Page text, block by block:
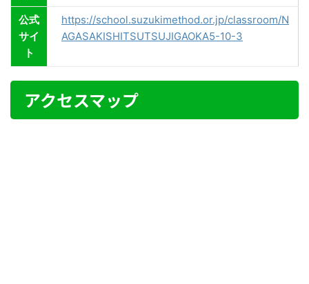
公式
サイ
ト
https://school.suzukimethod.or.jp/classroom/N
AGASAKISHITSUTSUJIGAOKA5-10-3
アクセスマップ